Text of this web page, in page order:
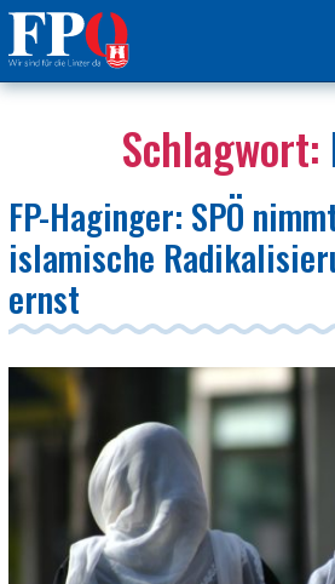
Schlagwort:
FP-Haginger: SPÖ
islamische
ernst